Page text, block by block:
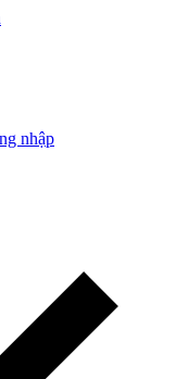
nhập